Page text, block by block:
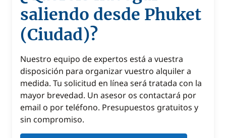
saliendo desde Phuket
(Ciudad)?
Nuestro equipo de expertos está a vuestra
disposición para organizar vuestro alquiler a
medida. Tu solicitud en línea será tratada con la
mayor brevedad. Un asesor os contactará por
email o por teléfono. Presupuestos gratuitos y
sin compromiso.